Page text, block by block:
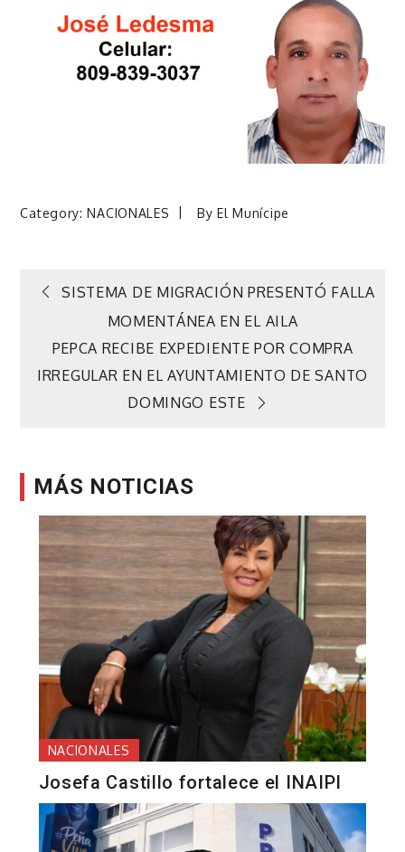
Category:NACIONALES ByEl Munícipe
Navegación
de
entradas
SISTEMA DE MIGRACIÓN PRESENTÓ FALLA
MOMENTÁNEA EN EL AILA
PEPCA RECIBE EXPEDIENTE POR COMPRA
IRREGULAR EN EL AYUNTAMIENTO DE SANTO
DOMINGO ESTE
MÁS NOTICIAS
NACIONALES
Josefa Castillo fortalece el INAIPI